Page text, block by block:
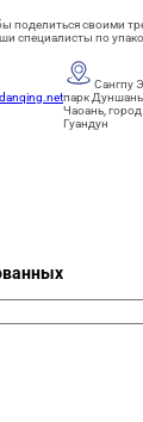
поделиться своими
специалисты по
Сангпу
парк
Чаоань,
Гуандун